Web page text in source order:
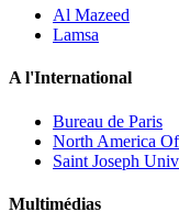
Al Mazeed
Lamsa
A l'International
Bureau de Paris
North America
Saint Joseph
Multimédias